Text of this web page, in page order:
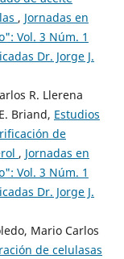
, Jornadas en
Vol. 3 Núm. 1
Dr. Jorge J.
R. Llerena
Briand, Estudios
de
, Jornadas en
Vol. 3 Núm. 1
Dr. Jorge J.
Mario Carlos
de celulasas